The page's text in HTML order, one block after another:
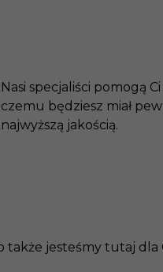
Nasi specjaliści pomogą
czemu będziesz miał
najwyższą jakością.
jesteśmy tutaj